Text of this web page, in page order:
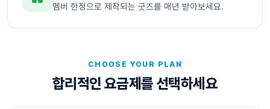
멤버 한정으로 제작되는 굿즈를 매년 받아보세요.
CHOOSE YOUR PLAN
합리적인 요금제를 선택하세요